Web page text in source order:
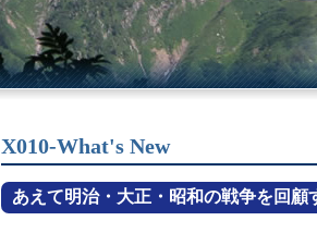
X010-What's New
あえて明治・大正・昭和の戦争を回顧